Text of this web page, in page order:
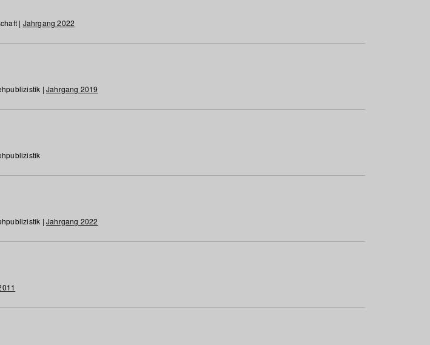
| Jahrgang 2022
| Jahrgang 2019
| Jahrgang 2022